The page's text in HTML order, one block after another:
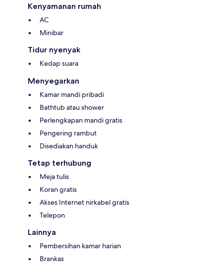
Kenyamanan rumah
AC
Minibar
Tidur nyenyak
Kedap suara
Menyegarkan
Kamar mandi pribadi
Bathtub atau shower
Perlengkapan mandi gratis
Pengering rambut
Disediakan handuk
Tetap terhubung
Meja tulis
Koran gratis
Akses Internet nirkabel gratis
Telepon
Lainnya
Pembersihan kamar harian
Brankas